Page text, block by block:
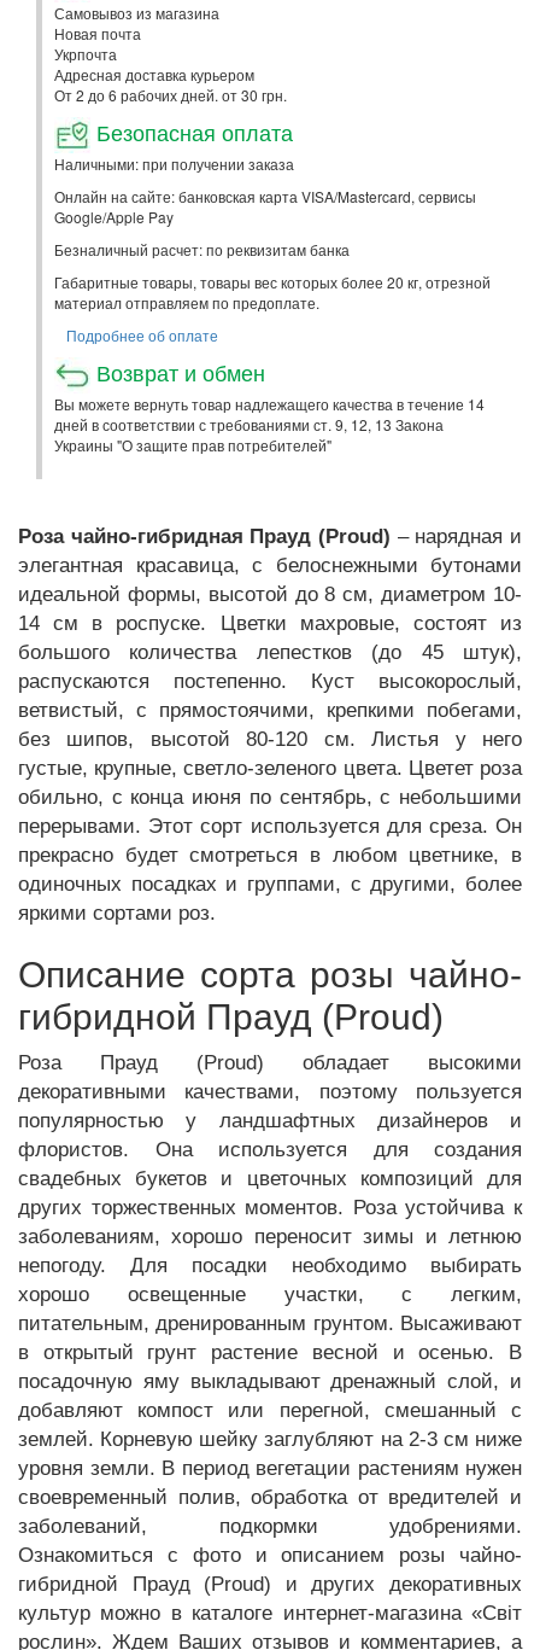
Самовывоз из магазина
Новая почта
Укрпочта
Адресная доставка курьером
От 2 до 6 рабочих дней. от 30 грн.
Безопасная оплата
Наличными: при получении заказа
Онлайн на сайте: банковская карта VISA/Mastercard, сервисы
Google/Apple Pay
Безналичный расчет: по реквизитам банка
Габаритные товары, товары вес которых более 20 кг, отрезной
материал отправляем по предоплате.
Подробнее об оплате
Возврат и обмен
Вы можете вернуть товар надлежащего качества в течение 14
дней в соответствии с требованиями ст. 9, 12, 13 Закона
Украины "О защите прав потребителей"
Роза чайно-гибридная Прауд (Proud) – нарядная и
элегантная красавица, с белоснежными бутонами
идеальной формы, высотой до 8 см, диаметром 10-
14 см в роспуске. Цветки махровые, состоят из
большого количества лепестков (до 45 штук),
распускаются постепенно. Куст высокорослый,
ветвистый, с прямостоячими, крепкими побегами,
без шипов, высотой 80-120 см. Листья у него
густые, крупные, светло-зеленого цвета. Цветет роза
обильно, с конца июня по сентябрь, с небольшими
перерывами. Этот сорт используется для среза. Он
прекрасно будет смотреться в любом цветнике, в
одиночных посадках и группами, с другими, более
яркими сортами роз.
Описание сорта розы чайно-
гибридной Прауд (Proud)
Роза Прауд (Proud) обладает высокими
декоративными качествами, поэтому пользуется
популярностью у ландшафтных дизайнеров и
флористов. Она используется для создания
свадебных букетов и цветочных композиций для
других торжественных моментов. Роза устойчива к
заболеваниям, хорошо переносит зимы и летнюю
непогоду. Для посадки необходимо выбирать
хорошо освещенные участки, с легким,
питательным, дренированным грунтом. Высаживают
в открытый грунт растение весной и осенью. В
посадочную яму выкладывают дренажный слой, и
добавляют компост или перегной, смешанный с
землей. Корневую шейку заглубляют на 2-3 см ниже
уровня земли. В период вегетации растениям нужен
своевременный полив, обработка от вредителей и
заболеваний, подкормки удобрениями.
Ознакомиться с фото и описанием розы чайно-
гибридной Прауд (Proud) и других декоративных
культур можно в каталоге интернет-магазина «Світ
рослин». Ждем Ваших отзывов и комментариев, а